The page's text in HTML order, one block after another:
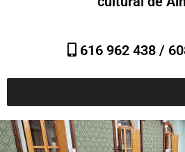
616 962 438 /